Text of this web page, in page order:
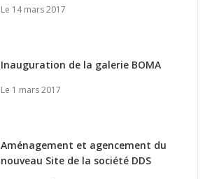
Le 14 mars 2017
Inauguration de la galerie BOMA
Le 1 mars 2017
Aménagement et agencement du
nouveau Site de la société DDS